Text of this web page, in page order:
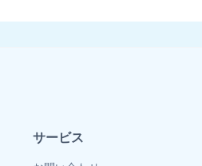
サービス